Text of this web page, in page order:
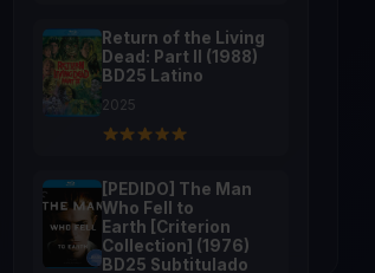
Return of the Living
Dead: Part II (1988)
BD25 Latino
2025
[PEDIDO] The Man
Who Fell to
Earth [Criterion
Collection] (1976)
BD25 Subtitulado